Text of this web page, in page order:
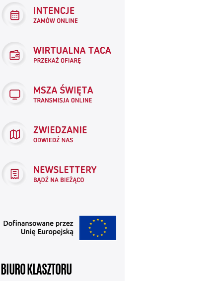
BIURO KLASZTORU